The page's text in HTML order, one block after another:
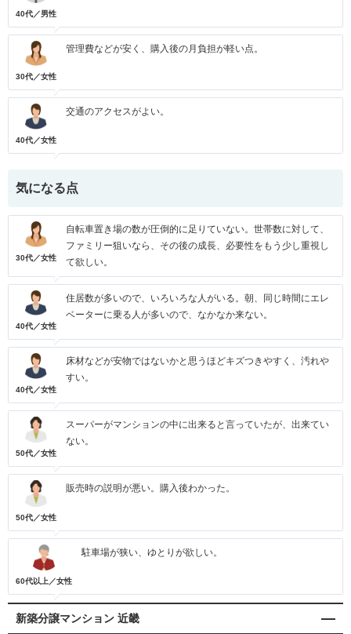
40代／男性
30代／女性
管理費などが安く、購入後の月負担が軽い点。
40代／女性
交通のアクセスがよい。
気になる点
30代／女性
自転車置き場の数が圧倒的に足りていない。世帯数に対して、
ファミリー狙いなら、その後の成長、必要性をもう少し重視し
て欲しい。
40代／女性
住居数が多いので、いろいろな人がいる。朝、同じ時間にエレ
ベーターに乗る人が多いので、なかなか来ない。
40代／女性
床材などが安物ではないかと思うほどキズつきやすく、汚れや
すい。
50代／女性
スーパーがマンションの中に出来ると言っていたが、出来てい
ない。
50代／女性
販売時の説明が悪い。購入後わかった。
60代以上／女性
駐車場が狭い、ゆとりが欲しい。
新築分譲マンション 近畿